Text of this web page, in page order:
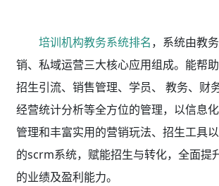
培训机构教务系统排名，系统由教
销、私域运营三大核心应用组成。能帮
招生引流、销售管理、学员、 教务、财
经营统计分析等全方位的管理，以信息
管理和丰富实用的营销玩法、招生工具
的scrm系统，赋能招生与转化，全面提
的业绩及盈利能力。